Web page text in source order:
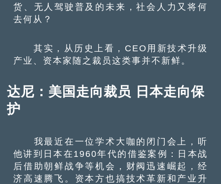
货、无人驾驶普及的未来，社会人力又将何
去何从？
其实，从历史上看，CEO用新技术升级
产业、资本家随之裁员这类事并不新鲜。
达尼：美国走向裁员 日本走向保
护
我最近在一位学术大咖的闭门会上，听
他讲到日本在1960年代的借鉴案例：日本战
后借助朝鲜战争等机会，财阀迅速崛起，经
济高速腾飞。资本方也搞技术革新和产业升